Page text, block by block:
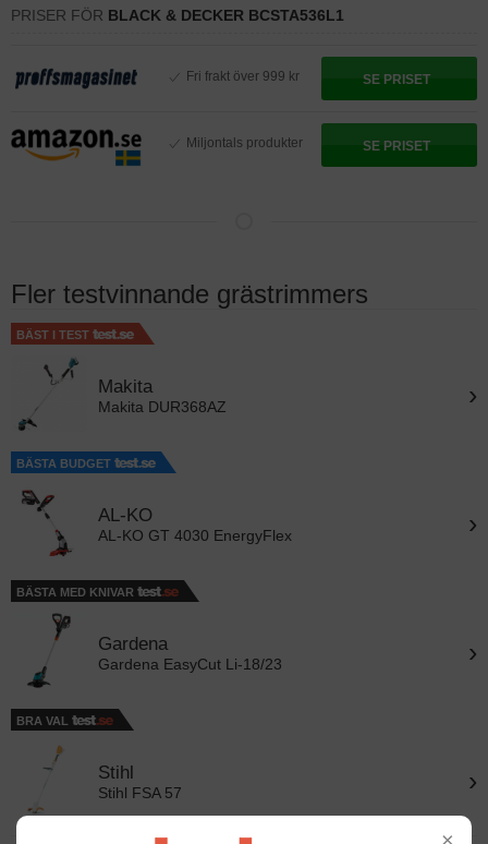
×
PRISER FÖR BLACK & DECKER BCSTA536L1
Fri frakt över 999 kr SE PRISET
Miljontals produkter SE PRISET
Fler testvinnande grästrimmers
BÄST I TEST
Makita
Makita DUR368AZ ›
BÄSTA BUDGET
AL-KO
AL-KO GT 4030 EnergyFlex ›
BÄSTA MED KNIVAR
Gardena
Gardena EasyCut Li-18/23 ›
BRA VAL
Stihl
Stihl FSA 57 ›